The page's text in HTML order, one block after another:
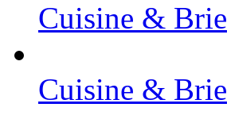
Cuisine & Brie
Cuisine & Brie